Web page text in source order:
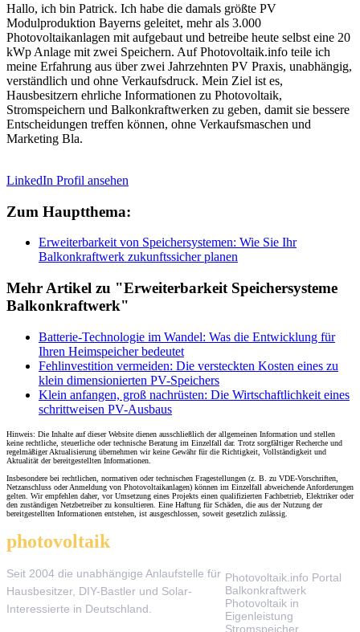
Hallo, ich bin Patrick. Ich habe die damals größte PV
Modulproduktion Bayerns geleitet, mehr als 3.000
Photovoltaikanlagen mit aufgebaut und betreibe heute selbst eine 20
kWp Anlage mit zwei Speichern. Auf Photovoltaik.info teile ich
meine Erfahrung aus über zwei Jahrzehnten PV Praxis, unabhängig,
verständlich und ohne Verkaufsdruck. Mein Ziel ist es,
Hausbesitzern ehrliche Informationen zu Photovoltaik,
Stromspeichern und Balkonkraftwerken zu geben, damit sie bessere
Entscheidungen treffen können, ohne Verkaufsmaschen und
Marketing Bla.
LinkedIn Profil ansehen
Zum Hauptthema:
Erweiterbarkeit von Speichersystemen: Wie Sie Ihr
Balkonkraftwerk zukunftssicher planen
Mehr Artikel zu "Erweiterbarkeit Speichersysteme
Balkonkraftwerk"
Batterie-Technologie im Wandel: Was die Entwicklung für
Ihren Heimspeicher bedeutet
Fehlinvestition vermeiden: Die versteckten Kosten eines zu
klein dimensionierten PV-Speichers
Klein anfangen, groß nachrüsten: Die Wirtschaftlichkeit eines
schrittweisen PV-Ausbaus
Hinweis: Die Inhalte auf dieser Website dienen ausschließlich der allgemeinen Information und stellen
keine rechtliche, steuerliche oder technische Beratung im Einzelfall dar. Trotz sorgfältiger Recherche und
regelmäßiger Aktualisierung übernehmen wir keine Gewähr für die Richtigkeit, Vollständigkeit und
Aktualität der bereitgestellten Informationen.
Insbesondere bei rechtlichen, normativen oder technischen Fragestellungen (z. B. zu VDE-Vorschriften,
Netzanschluss oder Anmeldung von Photovoltaikanlagen) können im Einzelfall abweichende Anforderungen
gelten. Wir empfehlen daher, vor Umsetzung eines Projekts einen qualifizierten Fachbetrieb, Elektriker oder
den zuständigen Netzbetreiber zu konsultieren. Eine Haftung für Schäden, die aus der Nutzung der
bereitgestellten Informationen entstehen, ist ausgeschlossen, soweit gesetzlich zulässig.
photovoltaik
Seit 2004 die unabhängige Anlaufstelle für
Hausbesitzer, DIY-Bastler und Solar-
Interessierte in Deutschland.
Photovoltaik.info Portal
Balkonkraftwerk
Photovoltaik in
Eigenleistung
Stromspeicher